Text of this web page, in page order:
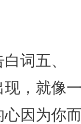
词五、
就像一
心因为你